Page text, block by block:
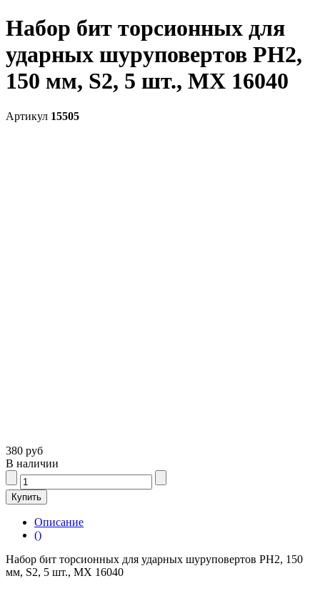
Набор бит торсионных для
ударных шуруповертов PH2,
150 мм, S2, 5 шт., MX 16040
Артикул 15505
380 руб
В наличии
Описание
()
Набор бит торсионных для ударных шуруповертов PH2, 150
мм, S2, 5 шт., MX 16040